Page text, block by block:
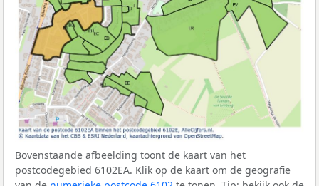
Bovenstaande afbeelding toont de kaart van het
postcodegebied 6102EA. Klik op de kaart om de geografie